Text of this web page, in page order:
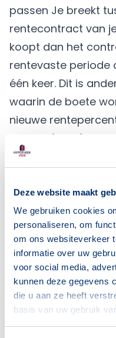
Deze website maakt
We gebruiken cookies
personaliseren, om
om ons websiteverkeer
informatie over uw
voor social media,
kunnen deze gegevens
die u aan ze heeft
basis van uw gebruik
passen Je breekt
rentecontract van
koopt dan het
rentevaste periode
één keer. Dit is
waarin de boete
nieuwe
Rentemiddeling
een
zelden voordeel.
bestaat uit rente
rente betalen dan
inleggen op
om zo de
Laat je goed